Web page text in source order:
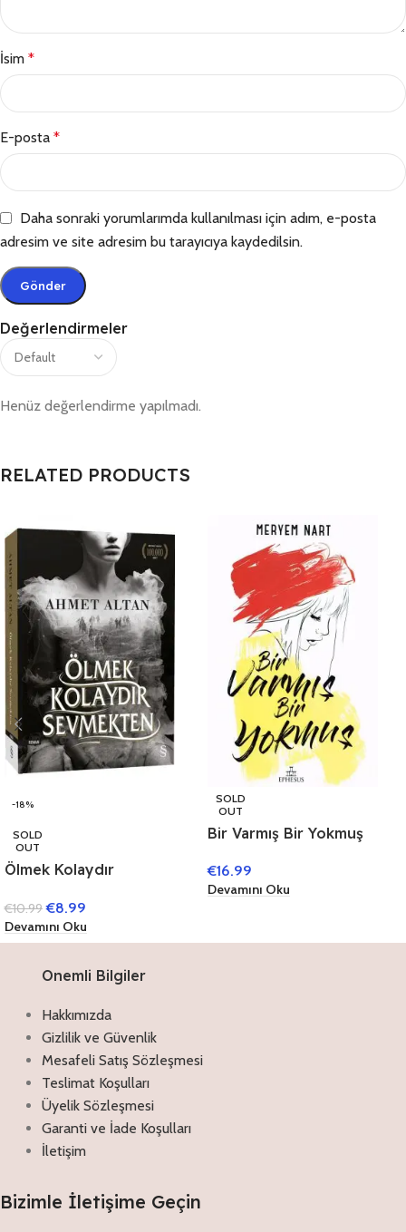
Değerlendirmeler
Henüz değerlendirme yapılmadı.
İsim *
E-posta *
Daha sonraki yorumlarımda kullanılması için adım, e-posta
adresim ve site adresim bu tarayıcıya kaydedilsin.
RELATED PRODUCTS
-18%
SOLD
OUT
Ölmek Kolaydır
€10.99 €8.99
Devamını Oku
SOLD
OUT
Bir Varmış Bir Yokmuş
€16.99
Devamını Oku
Onemli Bilgiler
Hakkımızda
Gizlilik ve Güvenlik
Mesafeli Satış Sözleşmesi
Teslimat Koşulları
Üyelik Sözleşmesi
Garanti ve İade Koşulları
İletişim
Bizimle İletişime Geçin